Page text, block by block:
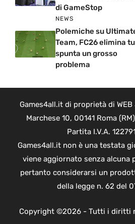
di GameStop
NEWS
Polemiche su
Team, FC26 elimina
spunta un grosso
problema
Games4all.it di proprietà di
Marchese 10, 00141 Roma
Partita I.V.A.
Games4all.it non è una testata
viene aggiornato senza alcuna
pertanto considerarsi un
della legge n. 62 del
Copyright ©2026 - Tutti i diritti